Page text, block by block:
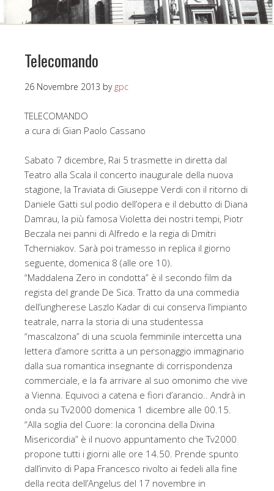
Telecomando
26 Novembre 2013 by gpc
TELECOMANDO
a cura di Gian Paolo Cassano
Sabato 7 dicembre, Rai 5 trasmette in diretta dal
Teatro alla Scala il concerto inaugurale della nuova
stagione, la Traviata di Giuseppe Verdi con il ritorno di
Daniele Gatti sul podio dell’opera e il debutto di Diana
Damrau, la più famosa Violetta dei nostri tempi, Piotr
Beczala nei panni di Alfredo e la regia di Dmitri
Tcherniakov. Sarà poi tramesso in replica il giorno
seguente, domenica 8 (alle ore 10).
“Maddalena Zero in condotta” è il secondo film da
regista del grande De Sica. Tratto da una commedia
dell’ungherese Laszlo Kadar di cui conserva l’impianto
teatrale, narra la storia di una studentessa
“mascalzona” di una scuola femminile intercetta una
lettera d’amore scritta a un personaggio immaginario
dalla sua romantica insegnante di corrispondenza
commerciale, e la fa arrivare al suo omonimo che vive
a Vienna. Equivoci a catena e fiori d’arancio.. Andrà in
onda su Tv2000 domenica 1 dicembre alle 00.15.
“Alla soglia del Cuore: la coroncina della Divina
Misericordia” è il nuovo appuntamento che Tv2000
propone tutti i giorni alle ore 14.50. Prende spunto
dall’invito di Papa Francesco rivolto ai fedeli alla fine
della recita dell’Angelus del 17 novembre in